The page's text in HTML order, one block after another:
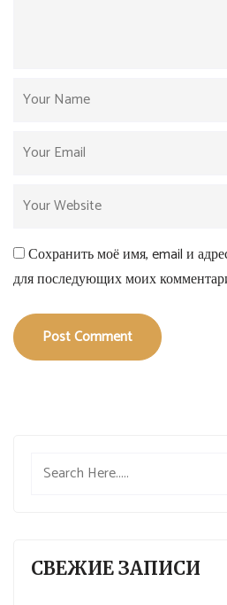
Сохранить моё имя, email и
для последующих моих
Post Comment
СВЕЖИЕ ЗАПИСИ